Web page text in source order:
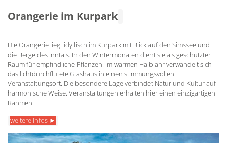
Orangerie im Kurpark
Die Orangerie liegt idyllisch im Kurpark mit Blick auf den Simssee und
die Berge des Inntals. In den Wintermonaten dient sie als geschützter
Raum für empfindliche Pflanzen. Im warmen Halbjahr verwandelt sich
das lichtdurchflutete Glashaus in einen stimmungsvollen
Veranstaltungsort. Die besondere Lage verbindet Natur und Kultur auf
harmonische Weise. Veranstaltungen erhalten hier einen einzigartigen
Rahmen.
weitere Infos ►